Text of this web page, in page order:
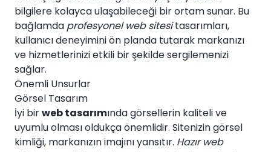
bilgilere kolayca ulaşabileceği bir ortam sunar. Bu
bağlamda profesyonel web sitesitasarımları,
kullanıcı deneyimini ön planda tutarak markanızı
ve hizmetlerinizi etkili bir şekilde sergilemenizi
sağlar.
Önemli Unsurlar
Görsel Tasarım
İyi birweb tasarımında görsellerin kaliteli ve
uyumlu olması oldukça önemlidir. Sitenizin görsel
kimliği, markanızın imajını yansıtır. Hazır web